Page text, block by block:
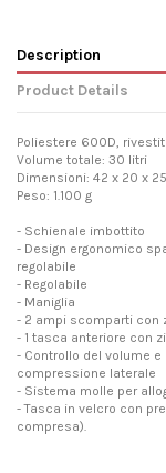
Description
Product Details
Poliestere 600D,
Volume totale: 30 litri
Dimensioni: 42 x 20 x
Peso: 1.100 g
- Schienale imbottito
- Design ergonomico
regolabile
- Regolabile
- Maniglia
- 2 ampi scomparti con
- 1 tasca anteriore con
- Controllo del volume
compressione laterale
- Sistema molle per
- Tasca in velcro con
compresa).